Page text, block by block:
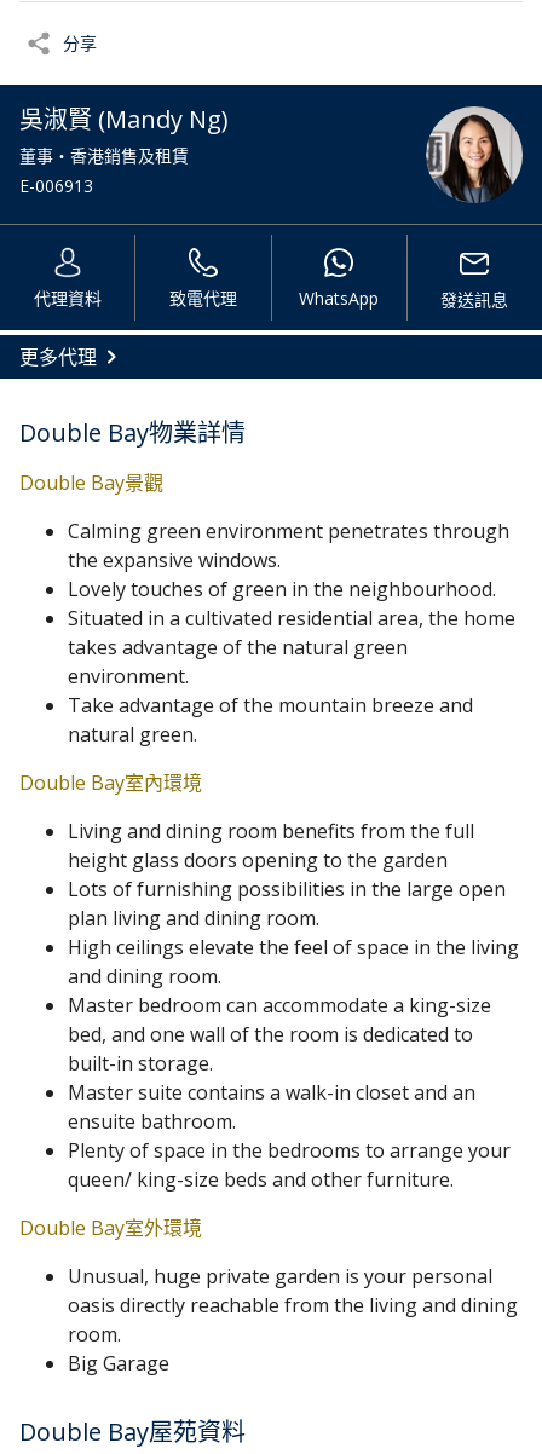
分享
吳淑賢 (Mandy Ng)
董事・香港銷售及租賃
E-006913
代理資料 致電代理 WhatsApp 發送訊息
更多代理
Double Bay物業詳情
Double Bay景觀
Calming green environment penetrates through
the expansive windows.
Lovely touches of green in the neighbourhood.
Situated in a cultivated residential area, the home
takes advantage of the natural green
environment.
Take advantage of the mountain breeze and
natural green.
Double Bay室內環境
Living and dining room benefits from the full
height glass doors opening to the garden
Lots of furnishing possibilities in the large open
plan living and dining room.
High ceilings elevate the feel of space in the living
and dining room.
Master bedroom can accommodate a king-size
bed, and one wall of the room is dedicated to
built-in storage.
Master suite contains a walk-in closet and an
ensuite bathroom.
Plenty of space in the bedrooms to arrange your
queen/ king-size beds and other furniture.
Double Bay室外環境
Unusual, huge private garden is your personal
oasis directly reachable from the living and dining
room.
Big Garage
Double Bay屋苑資料